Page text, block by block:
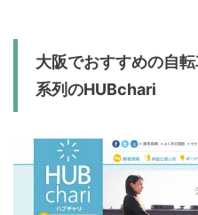
大阪でおすすめの自
系列のHUBchari